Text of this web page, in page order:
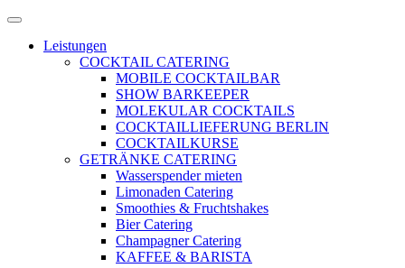
Zum
springen
Menü
öffnenLeistungen
COCKTAIL CATERING
MOBILE COCKTAILBAR
SHOW BARKEEPER
MOLEKULAR COCKTAILS
COCKTAILLIEFERUNG BERLIN
COCKTAILKURSE
GETRÄNKE CATERING
Wasserspender mieten
Limonaden Catering
Smoothies & Fruchtshakes
Bier Catering
Champagner Catering
KAFFEE & BARISTA